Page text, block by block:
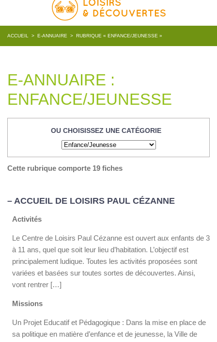
ACCUEIL > E-ANNUAIRE > RUBRIQUE « ENFANCE/JEUNESSE »
E-ANNUAIRE :
ENFANCE/JEUNESSE
OU CHOISISSEZ UNE CATÉGORIE
Cette rubrique comporte 19 fiches
– ACCUEIL DE LOISIRS PAUL CÉZANNE
Activités
Le Centre de Loisirs Paul Cézanne est ouvert aux enfants de 3
à 11 ans, quel que soit leur lieu d’habitation. L’objectif est
principalement ludique. Toutes les activités proposées sont
variées et basées sur toutes sortes de découvertes. Ainsi,
vont rentrer […]
Missions
Un Projet Educatif et Pédagogique : Dans la mise en place de
sa politique en matière d’enfance et de jeunesse, la Ville de